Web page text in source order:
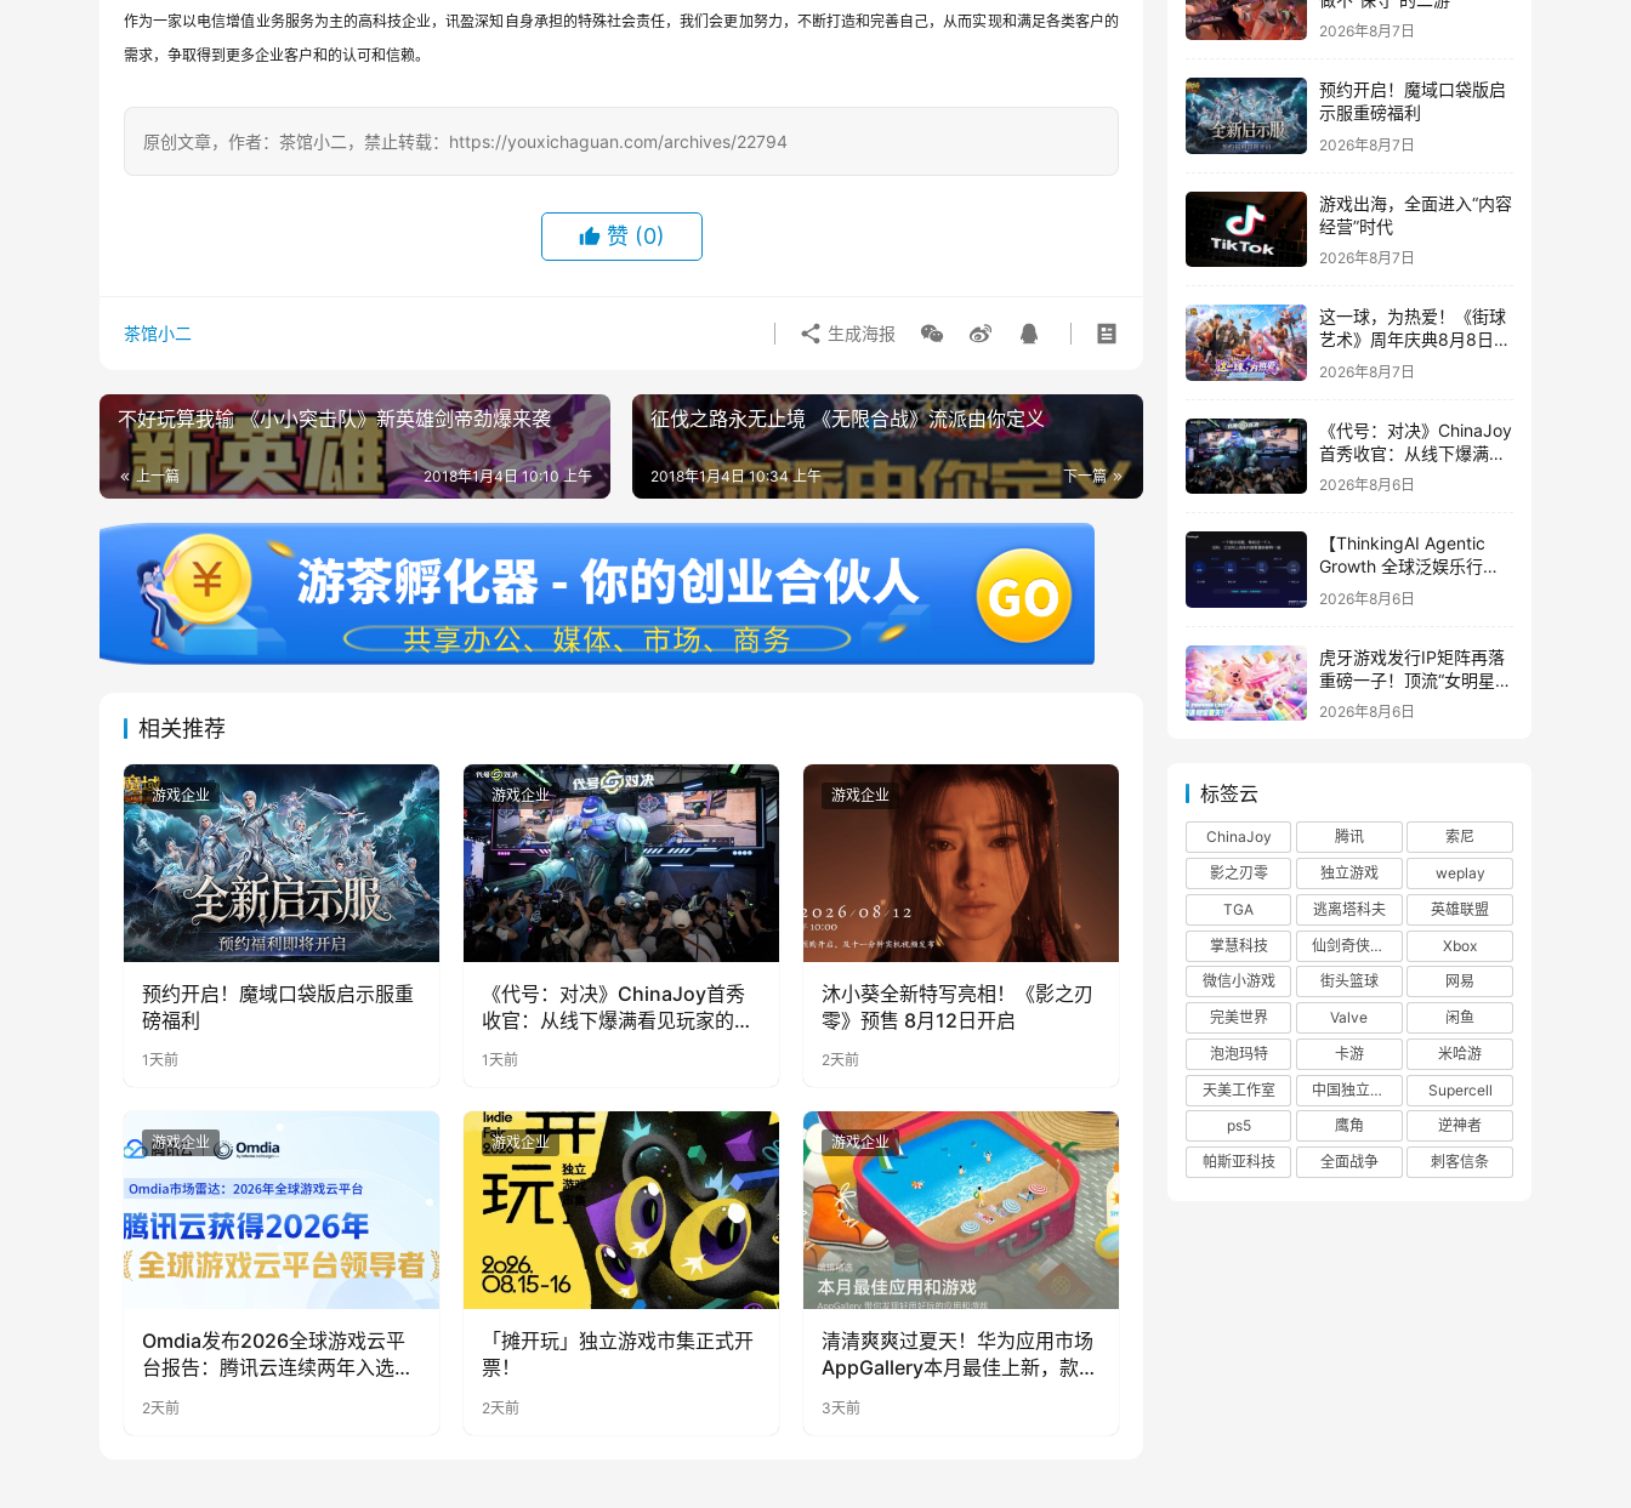
作为一家以电信增值业务服务为主的高科技企业，讯盈深知自身承担的特殊社会责任，我们会更加努力，不断打造和完善自己，从而实现和满足各类客户的
需求，争取得到更多企业客户和的认可和信赖。
原创文章，作者：茶馆小二，禁止转载：https://youxichaguan.com/archives/22794
赞 (0)
茶馆小二 生成海报
不好玩算我输 《小小突击队》新英雄剑帝劲爆来袭
上一篇 2018年1月4日 10:10 上午
征伐之路永无止境 《无限合战》流派由你定义
下一篇
2018年1月4日 10:34 上午
相关推荐
游戏企业
预约开启！魔域口袋版启示服重
磅福利
1天前
游戏企业
《代号：对决》ChinaJoy首秀
收官：从线下爆满看见玩家的真
实期待
1天前
游戏企业
沐小葵全新特写亮相！《影之刃
零》预售 8月12日开启
2天前
游戏企业
Omdia发布2026全球游戏云平
台报告：腾讯云连续两年入选
2天前
游戏企业
「摊开玩」独立游戏市集正式开
票！
2天前
游戏企业
清清爽爽过夏天！华为应用市场
AppGallery本月最佳上新，款款
3天前
2026年8月7日
预约开启！魔域口袋版启
示服重磅福利
2026年8月7日
游戏出海，全面进入“内容
经营”时代
2026年8月7日
这一球，为热爱！《街球
艺术》周年庆典8月8日正
式上线，多重福利与全新
内容同步开启
2026年8月7日
《代号：对决》ChinaJoy
首秀收官：从线下爆满看
见玩家的真实期待
2026年8月6日
【ThinkingAI Agentic
Growth 全球泛娱乐行业
峰会】Agent 时代，人到
底负责什么
2026年8月6日
虎牙游戏发行IP矩阵再落
重磅一子！顶流“女明星”
ZANMANG LOOPY 正版
2026年8月6日
标签云
ChinaJoy 腾讯
索尼
影之刃零
独立游戏
weplay
TGA
逃离塔科夫
英雄联盟
掌慧科技
仙剑奇侠传四
Xbox
微信小游戏
街头篮球
网易
完美世界
Valve
闲鱼
泡泡玛特
卡游
米哈游
天美工作室
中国独立游戏联盟
Supercell
ps5
鹰角
逆神者
帕斯亚科技
全面战争 刺客信条